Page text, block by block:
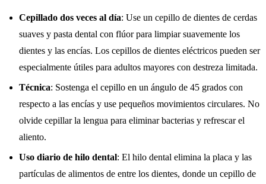
Cepillado dos veces al día: Use un cepillo de dientes de cerdas
suaves y pasta dental con flúor para limpiar suavemente los
dientes y las encías. Los cepillos de dientes eléctricos pueden ser
especialmente útiles para adultos mayores con destreza limitada.
Técnica: Sostenga el cepillo en un ángulo de 45 grados con
respecto a las encías y use pequeños movimientos circulares. No
olvide cepillar la lengua para eliminar bacterias y refrescar el
aliento.
Uso diario de hilo dental: El hilo dental elimina la placa y las
partículas de alimentos de entre los dientes, donde un cepillo de